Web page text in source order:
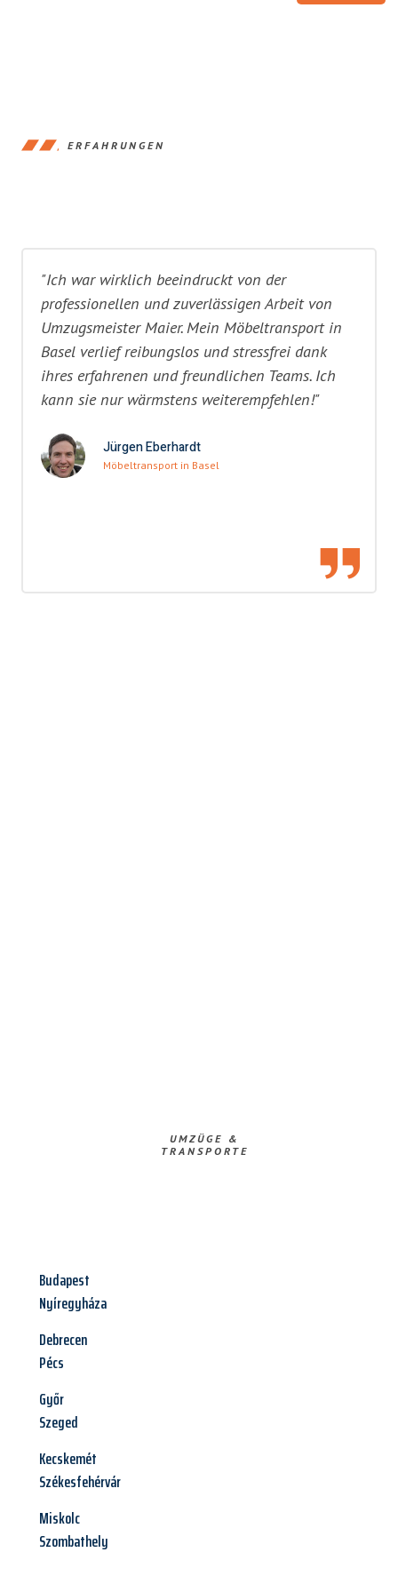
ERFAHRUNGEN
"Ich war wirklich beeindruckt von der
professionellen und zuverlässigen Arbeit von
Umzugsmeister Maier. Mein Möbeltransport in
Basel verlief reibungslos und stressfrei dank
ihres erfahrenen und freundlichen Teams. Ich
kann sie nur wärmstens weiterempfehlen!"
Jürgen Eberhardt
Möbeltransport in Basel
UMZÜGE &
TRANSPORTE
Budapest
Nyíregyháza
Debrecen
Pécs
Győr
Szeged
Kecskemét
Székesfehérvár
Miskolc
Szombathely